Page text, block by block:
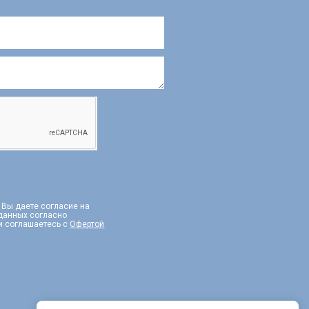
даете согласие на
согласно
соглашаетесь с Офертой